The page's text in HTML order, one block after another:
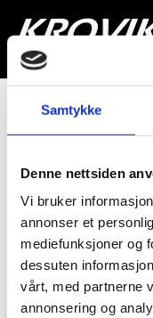
Samtykke
Denne nettsiden
Vi bruker
annonser et
mediefunksjoner og
dessuten
vårt, med partnerne
annonsering og